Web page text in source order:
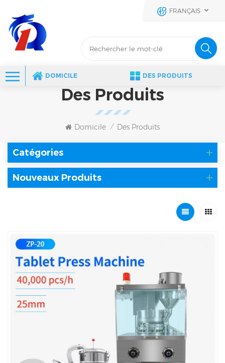
FRANÇAIS
DOMICILE DES PRODUITS
Des Produits
Domicile / Des Produits
Catégories
Nouveaux Produits